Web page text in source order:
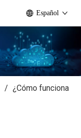
Español
/ ¿Cómo funciona